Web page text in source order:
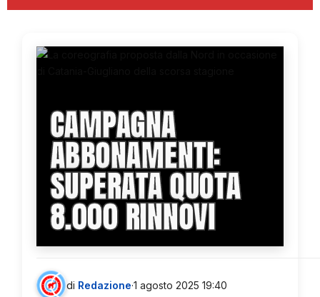
CAMPAGNA
ABBONAMENTI:
SUPERATA QUOTA
8.000 RINNOVI
di Redazione·1 agosto 2025 19:40